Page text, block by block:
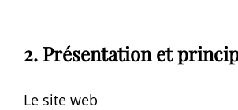
2. Présentation et
Le site web